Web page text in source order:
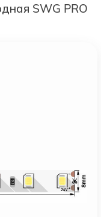
SWG PRO